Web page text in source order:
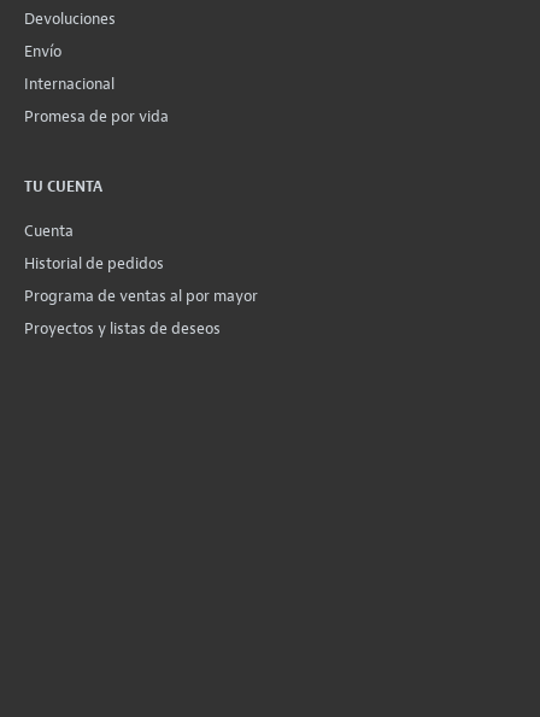
Devoluciones
Envío
Internacional
Promesa de por vida
TU CUENTA
Cuenta
Historial de pedidos
Programa de ventas al por mayor
Proyectos y listas de deseos